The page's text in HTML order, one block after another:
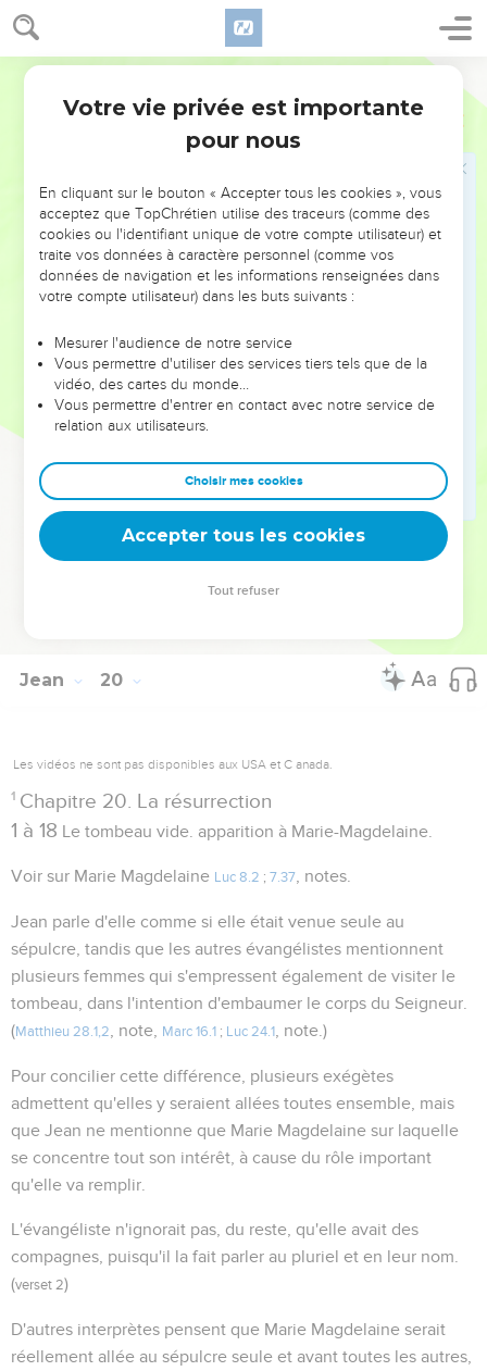
Jean 19
d'honorer d'autant plus le Sauveur, mais ils tiennent à
montrer par là qu'il n'eut aucun contact avec des morts, ce
qui, aux yeux des Juifs, eût été une souillure.
Faut-il ajouter, avec quelques exégètes, que, lorsque ce
tombeau fut trouvé vide, il ne put y avoir aucun doute sur la
Le but de ce verset est de montrer la hâte avec laquelle
Joseph et Nicodème remplirent leur saint devoir,à cause de
la préparation, parce qu'on était au vendredi soir et que le
sabbat allait commencer.
verset 31) le jour de sonrepos. Ses membres fatigués et
meurtris trouvèrent enfin ce repos dans la tombe qu'il a
sanctifiée pour ceux qui l'aiment, comme il avait sanctifié
leur vie par sa vie, par ses souffrances, par sa mort.
Il ne reste plus maintenant à l'évangéliste qu'à nous le
montrer dans sa victoire, par laquelle il a brisé les liens de la
mort et mis en évidence la vie et l'immortalité.
Jean 20
Les vidéos ne sont pas disponibles aux USA et C anada.
1 Chapitre 20. La résurrection
1 à 18 Le tombeau vide. apparition à Marie-Magdelaine.
Voir sur Marie Magdelaine Luc 8.2 ; 7.37 , notes.
Jean parle d'elle comme si elle était venue seule au
sépulcre, tandis que les autres évangélistes mentionnent
plusieurs femmes qui s'empressent également de visiter le
tombeau, dans l'intention d'embaumer le corps du Seigneur.
(Matthieu 28.1,2 , note, Marc 16.1 ; Luc 24.1 , note.)
Pour concilier cette différence, plusieurs exégètes
admettent qu'elles y seraient allées toutes ensemble, mais
que Jean ne mentionne que Marie Magdelaine sur laquelle
se concentre tout son intérêt, à cause du rôle important
qu'elle va remplir.
L'évangéliste n'ignorait pas, du reste, qu'elle avait des
compagnes, puisqu'il la fait parler au pluriel et en leur nom.
(verset 2)
D'autres interprètes pensent que Marie Magdelaine serait
réellement allée au sépulcre seule et avant toutes les autres,
Votre vie privée est importante
pour nous
En cliquant sur le bouton « Accepter tous les cookies », vous
acceptez que TopChrétien utilise des traceurs (comme des
cookies ou l'identifiant unique de votre compte utilisateur) et
traite vos données à caractère personnel (comme vos
données de navigation et les informations renseignées dans
votre compte utilisateur) dans les buts suivants :
Mesurer l'audience de notre service
Vous permettre d'utiliser des services tiers tels que de la
vidéo, des cartes du monde…
Vous permettre d'entrer en contact avec notre service de
relation aux utilisateurs.
Choisir mes cookies
Accepter tous les cookies
Tout refuser